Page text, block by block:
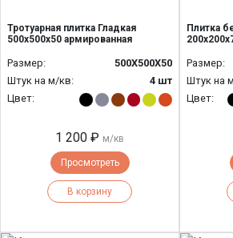
Тротуарная плитка Гладкая
500х500х50 армированная
Размер:
500Х500Х50
Штук на м/кв:
4 шт
Цвет:
1 200 ₽ м/кв
Просмотреть
В корзину
Плитка
Размер:
Штук на
Цвет: